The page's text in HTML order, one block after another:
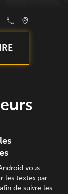
vous
les textes par
de suivre les